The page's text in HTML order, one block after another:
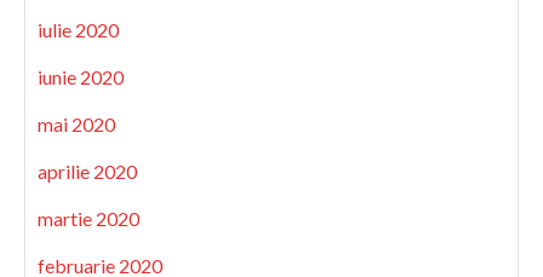
iulie 2020
iunie 2020
mai 2020
aprilie 2020
martie 2020
februarie 2020